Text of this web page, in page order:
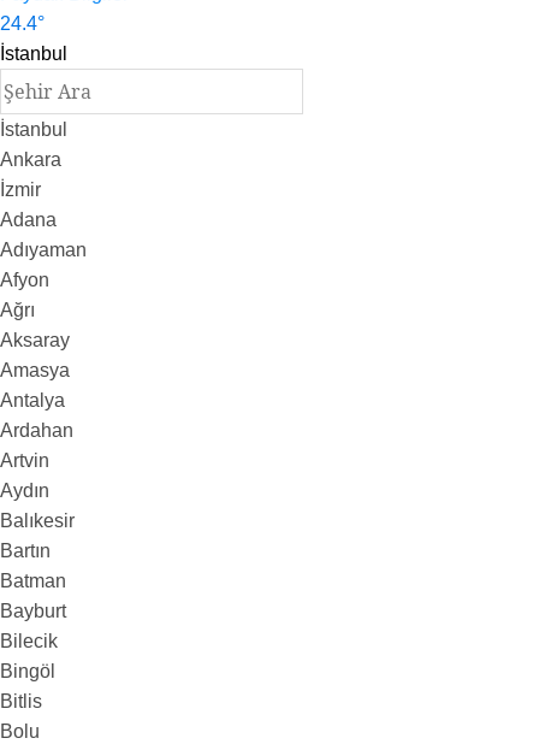
24.4°
İstanbul
İstanbul
Ankara
İzmir
Adana
Adıyaman
Afyon
Ağrı
Aksaray
Amasya
Antalya
Ardahan
Artvin
Aydın
Balıkesir
Bartın
Batman
Bayburt
Bilecik
Bingöl
Bitlis
Bolu